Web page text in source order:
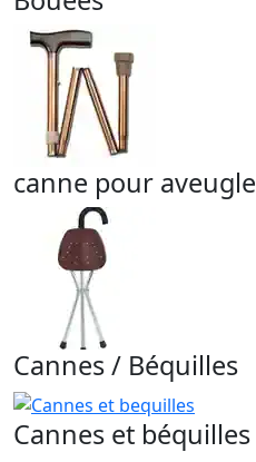
canne pour aveugle
Cannes / Béquilles
Cannes et béquilles